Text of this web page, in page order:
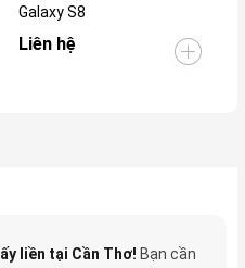
Galaxy S8
Liên hệ
liền tại Cần Thơ! Bạn cần